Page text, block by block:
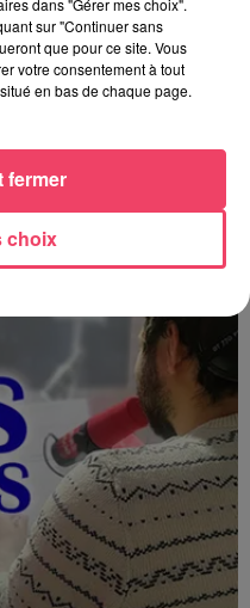
dans "Gérer mes choix".
sur "Continuer sans
que pour ce site. Vous
votre consentement à tout
en bas de chaque page.
choix
fermer